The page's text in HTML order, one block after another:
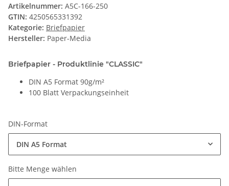
Artikelnummer: A5C-166-250
GTIN: 4250565331392
Kategorie: Briefpapier
Hersteller: Paper-Media
Briefpapier - Produktlinie "CLASSIC"
DIN A5 Format 90g/m²
100 Blatt Verpackungseinheit
DIN-Format
DIN A5 Format
Bitte Menge wählen